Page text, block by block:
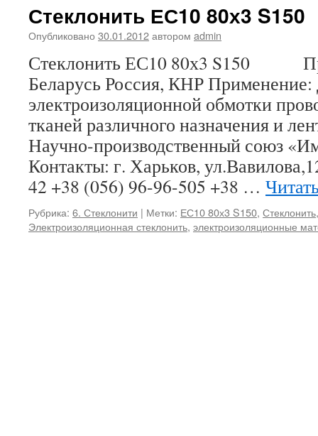
Стеклонить ЕС10 80х3 S150
Опубликовано 30.01.2012автором admin
Стеклонить ЕС10 80х3 S150
Беларусь Россия, КНР
электроизоляционной обмотки
тканей различного назначения и
Научно-производственный союз
Контакты: г. Харьков,
42 +38 (056) 96-96-505 +38 …
Рубрика: 6. Стеклонити | Метки: ЕС10 80х3 S150, Стеклонить
Электроизоляционная стеклонить, электроизоляционные